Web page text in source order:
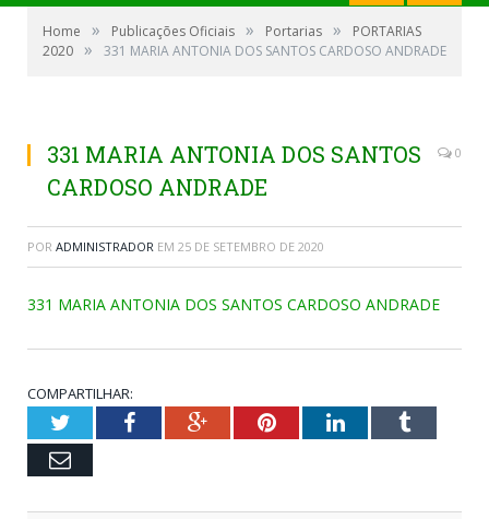
Home » Publicações Oficiais » Portarias »
PORTARIAS
2020 » 331 MARIA ANTONIA DOS SANTOS CARDOSO ANDRADE
331 MARIA ANTONIA DOS SANTOS
CARDOSO ANDRADE
0
POR ADMINISTRADOR EM 25 DE SETEMBRO DE 2020
331 MARIA ANTONIA DOS SANTOS CARDOSO ANDRADE
COMPARTILHAR:
TwitterFacebookGoogle+PinterestLinkedInTumblr
Email